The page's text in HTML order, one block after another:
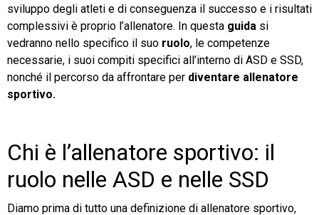
sviluppo degli atleti e di conseguenza il successo e i risultati
complessivi è proprio l’allenatore. In questa guida si
vedranno nello specifico il suo ruolo, le competenze
necessarie, i suoi compiti specifici all’interno di ASD e SSD,
nonché il percorso da affrontare per diventare allenatore
sportivo.
Chi è l’allenatore sportivo: il
ruolo nelle ASD e nelle SSD
Diamo prima di tutto una definizione di allenatore sportivo,